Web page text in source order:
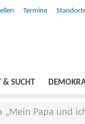
Termine
& SUCHT
„Mein Papa und